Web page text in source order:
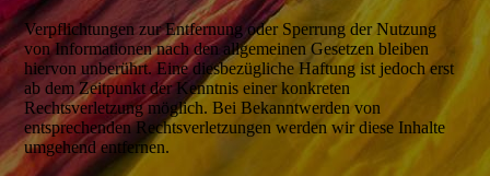
Verpflichtungen zur Entfernung oder Sperrung der Nutzung
von Informationen nach den allgemeinen Gesetzen bleiben
hiervon unberührt. Eine diesbezügliche Haftung ist jedoch erst
ab dem Zeitpunkt der Kenntnis einer konkreten
Rechtsverletzung möglich. Bei Bekanntwerden von
entsprechenden Rechtsverletzungen werden wir diese Inhalte
umgehend entfernen.